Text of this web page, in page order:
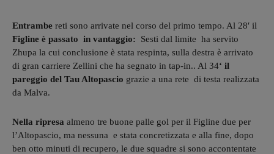
Entrambe reti sono arrivate nel corso del primo tempo. Al 28′ il
Figline è passato in vantaggio: Sesti dal limite ha servito
Zhupa la cui conclusione è stata respinta, sulla destra è arrivato
di gran carriere Zellini che ha segnato in tap-in.. Al 34‘ il
pareggio del Tau Altopascio grazie a una rete di testa realizzata
da Malva.
Nella ripresa almeno tre buone palle gol per il Figline due per
l’Altopascio, ma nessuna e stata concretizzata e alla fine, dopo
ben otto minuti di recupero, le due squadre si sono accontentate